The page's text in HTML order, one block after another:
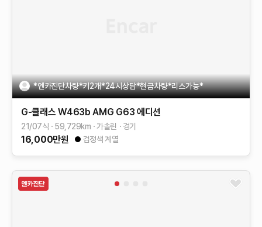
*엔카진단차량*키2개*24시상담*현금차량*리스가능*
G-클래스 W463b AMG G63 에디션
21/07식 59,729km 가솔린 경기
16,000만원 검정색 계열